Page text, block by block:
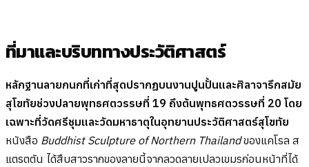
ที่มาและบริบททางประวัติศาสตร์
หลักฐานลายกนกที่เก่าที่สุดปรากฏบนงานปูนปั้นและศิลาจารึกสมัย
สุโขทัยช่วงปลายพุทธศตวรรษที่ 19 ถึงต้นพุทธศตวรรษที่ 20 โดย
เฉพาะที่วัดศรีชุมและวัดมหาธาตุในอุทยานประวัติศาสตร์สุโขทัย
หนังสือ Buddhist Sculpture of Northern Thailandของแคโรล ส
แตรตตัน ได้สืบสาวรากของลายนี้จากลวดลายเปลวเขมรก่อนหน้าที่ได้